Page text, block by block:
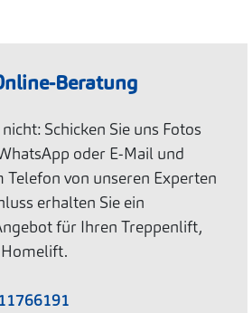
Beratung
Schicken Sie uns Fotos
oder E-Mail und
Telefon von unseren Experten
erhalten Sie ein
für Ihren Treppenlift,